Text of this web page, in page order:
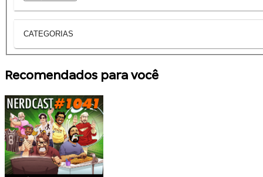
CATEGORIAS
Recomendados para você